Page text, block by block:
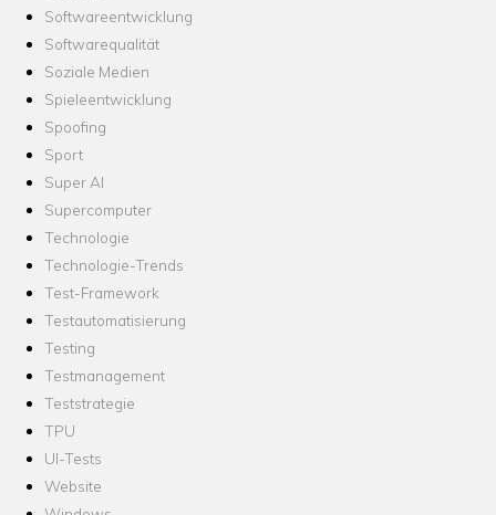
Softwareentwicklung
Softwarequalität
Soziale Medien
Spieleentwicklung
Spoofing
Sport
Super AI
Supercomputer
Technologie
Technologie-Trends
Test-Framework
Testautomatisierung
Testing
Testmanagement
Teststrategie
TPU
UI-Tests
Website